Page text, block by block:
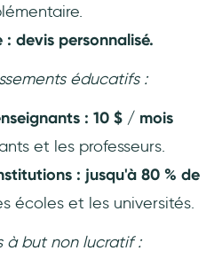
devis personnalisé.
éducatifs :
: 10 $ / mois
et les professeurs.
: jusqu'à 80 % de
écoles et les universités.
à but non lucratif :